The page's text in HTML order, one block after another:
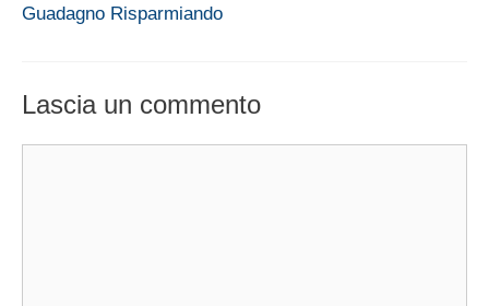
Guadagno Risparmiando
Lascia un commento